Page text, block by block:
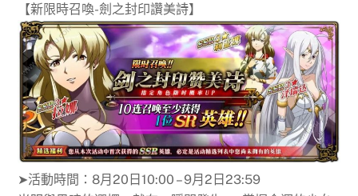
【新限時召喚-劍之封印讚美詩】
➤活動時間：8月20日10:00 – 9月2日23:59